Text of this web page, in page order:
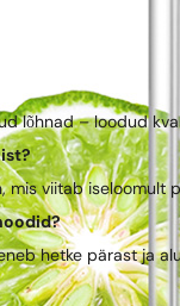
lõhnad – loodud
mis viitab
hetke pärast ja